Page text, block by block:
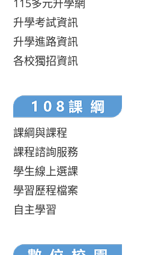
115多元升學網
升學考試資訊
升學進路資訊
各校獨招資訊
課綱與課程
課程諮詢服務
學生線上選課
學習歷程檔案
自主學習